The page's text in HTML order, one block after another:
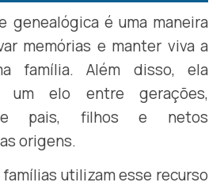
genealógica é uma maneira
memórias e manter viva a
família. Além disso, ela
um elo entre gerações,
pais, filhos e netos
origens.
utilizam esse recurso